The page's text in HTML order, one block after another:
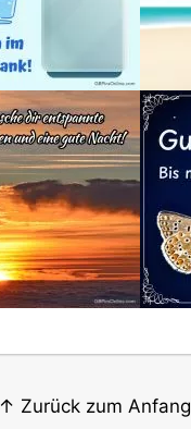
↑ Zurück zum Anfang